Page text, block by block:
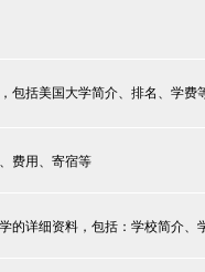
包括美国大学简介、排名、学
费用、寄宿等
详细资料，包括：学校简介、